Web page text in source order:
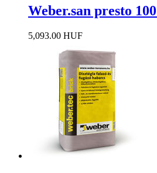
Weber.san presto
5,093.00 HUF